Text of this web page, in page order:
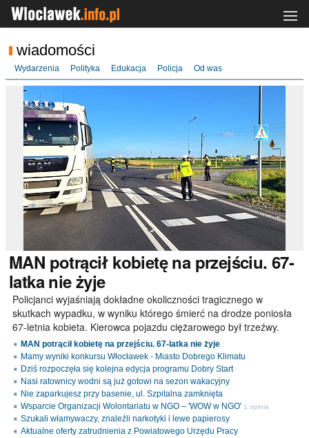
wiadomości
Wydarzenia Polityka Edukacja Policja Od was
MAN potrącił kobietę na przejściu. 67-
latka nie żyje
Policjanci wyjaśniają dokładne okoliczności tragicznego w
skutkach wypadku, w wyniku którego śmierć na drodze poniosła
67-letnia kobieta. Kierowca pojazdu ciężarowego był trzeźwy.
MAN potrącił kobietę na przejściu. 67-latka nie żyje
Mamy wyniki konkursu Włocławek - Miasto Dobrego Klimatu
Dziś rozpoczęła się kolejna edycja programu Dobry Start
Nasi ratownicy wodni są już gotowi na sezon wakacyjny
Nie zaparkujesz przy basenie, ul. Szpitalna zamknięta
Wsparcie Organizacji Wolontariatu w NGO – 'WOW w NGO' 1 opinia
Szukali włamywaczy, znaleźli narkotyki i lewe papierosy
Aktualne oferty zatrudnienia z Powiatowego Urzędu Pracy